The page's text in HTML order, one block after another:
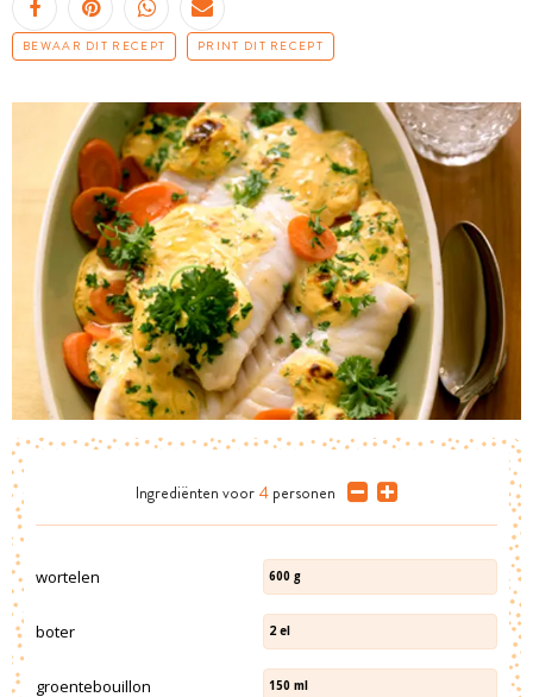
BEWAAR DIT RECEPT PRINT DIT RECEPT
Ingrediënten voor 4 personen
wortelen 600 g
boter 2 el
groentebouillon 150 ml